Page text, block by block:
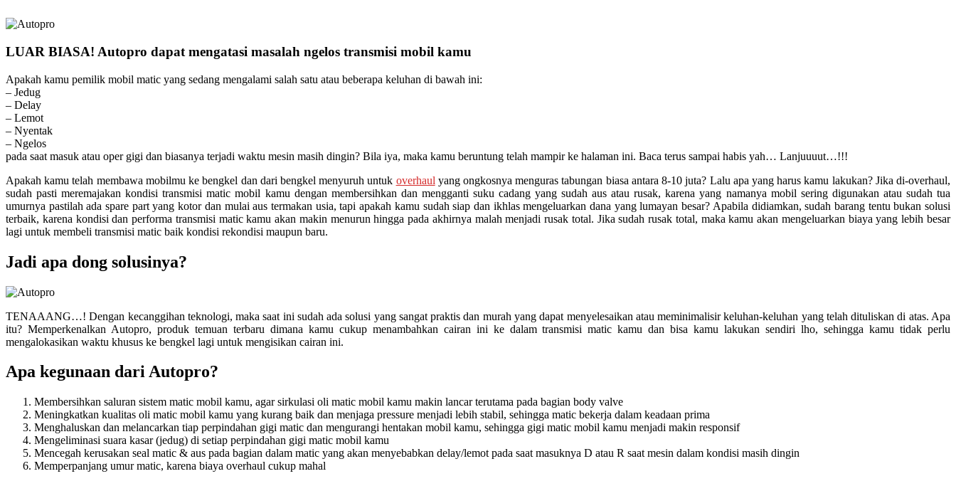
LUAR BIASA! Autopro dapat mengatasi masalah ngelos transmisi mobil kamu
Apakah kamu pemilik mobil matic yang sedang mengalami salah satu atau beberapa keluhan di bawah ini:
– Jedug
– Delay
– Lemot
– Nyentak
– Ngelos
pada saat masuk atau oper gigi dan biasanya terjadi waktu mesin masih dingin? Bila iya, maka kamu beruntung telah mampir ke halaman ini. Baca terus sampai habis yah… Lanjuuuut…!!!
Apakah kamu telah membawa mobilmu ke bengkel dan dari bengkel menyuruh untuk overhaul yang ongkosnya menguras tabungan biasa antara 8-10 juta? Lalu apa yang harus kamu lakukan? Jika di-overhaul,
sudah pasti meremajakan kondisi transmisi matic mobil kamu dengan membersihkan dan mengganti suku cadang yang sudah aus atau rusak, karena yang namanya mobil sering digunakan atau sudah tua
umurnya pastilah ada spare part yang kotor dan mulai aus termakan usia, tapi apakah kamu sudah siap dan ikhlas mengeluarkan dana yang lumayan besar? Apabila didiamkan, sudah barang tentu bukan solusi
terbaik, karena kondisi dan performa transmisi matic kamu akan makin menurun hingga pada akhirnya malah menjadi rusak total. Jika sudah rusak total, maka kamu akan mengeluarkan biaya yang lebih besar
lagi untuk membeli transmisi matic baik kondisi rekondisi maupun baru.
Jadi apa dong solusinya?
TENAAANG…! Dengan kecanggihan teknologi, maka saat ini sudah ada solusi yang sangat praktis dan murah yang dapat menyelesaikan atau meminimalisir keluhan-keluhan yang telah dituliskan di atas. Apa
itu? Memperkenalkan Autopro, produk temuan terbaru dimana kamu cukup menambahkan cairan ini ke dalam transmisi matic kamu dan bisa kamu lakukan sendiri lho, sehingga kamu tidak perlu
mengalokasikan waktu khusus ke bengkel lagi untuk mengisikan cairan ini.
Apa kegunaan dari Autopro?
Membersihkan saluran sistem matic mobil kamu, agar sirkulasi oli matic mobil kamu makin lancar terutama pada bagian body valve
Meningkatkan kualitas oli matic mobil kamu yang kurang baik dan menjaga pressure menjadi lebih stabil, sehingga matic bekerja dalam keadaan prima
Menghaluskan dan melancarkan tiap perpindahan gigi matic dan mengurangi hentakan mobil kamu, sehingga gigi matic mobil kamu menjadi makin responsif
Mengeliminasi suara kasar (jedug) di setiap perpindahan gigi matic mobil kamu
Mencegah kerusakan seal matic & aus pada bagian dalam matic yang akan menyebabkan delay/lemot pada saat masuknya D atau R saat mesin dalam kondisi masih dingin
Memperpanjang umur matic, karena biaya overhaul cukup mahal